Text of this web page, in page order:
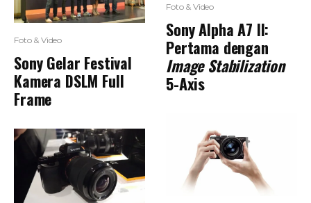
Foto & Video
Sony Gelar Festival
Kamera DSLM Full
Frame
Foto & Video
Sony Alpha A7 II:
Pertama dengan
Image Stabilization
5-Axis